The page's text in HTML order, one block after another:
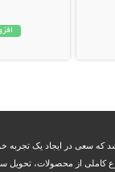
که سعی در ایجاد یک
از محصولات، تحویل